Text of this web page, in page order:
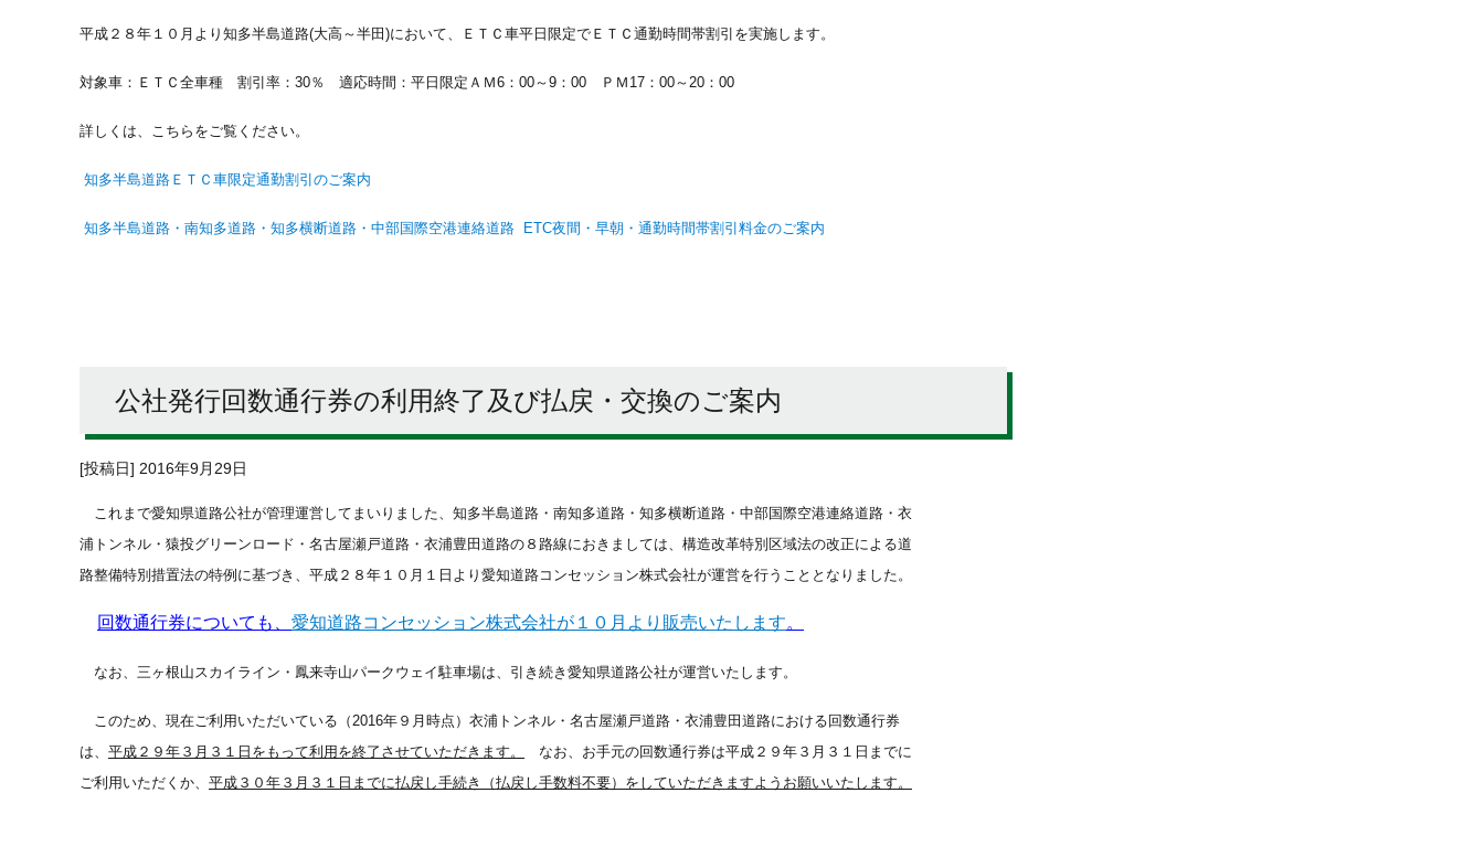
平成２８年１０月より知多半島道路(大高～半田)において、ＥＴＣ車平日限定でＥＴＣ通勤時間帯割引を実施します。
対象車：ＥＴＣ全車種 割引率：30％ 適応時間：平日限定ＡＭ6：00～9：00 ＰＭ17：00～20：00
詳しくは、こちらをご覧ください。
知多半島道路ＥＴＣ車限定通勤割引のご案内
知多半島道路・南知多道路・知多横断道路・中部国際空港連絡道路 ETC夜間・早朝・通勤時間帯割引料金のご案内
公社発行回数通行券の利用終了及び払戻・交換のご案内
[投稿日] 2016年9月29日
これまで愛知県道路公社が管理運営してまいりました、知多半島道路・南知多道路・知多横断道路・中部国際空港連絡道路・衣
浦トンネル・猿投グリーンロード・名古屋瀬戸道路・衣浦豊田道路の８路線におきましては、構造改革特別区域法の改正による道
路整備特別措置法の特例に基づき、平成２８年１０月１日より愛知道路コンセッション株式会社が運営を行うこととなりました。
回数通行券についても、 愛知道路コンセッション株式会社が１０月より販売いたします。
なお、三ヶ根山スカイライン・鳳来寺山パークウェイ駐車場は、引き続き愛知県道路公社が運営いたします。
このため、現在ご利用いただいている（2016年９月時点）衣浦トンネル・名古屋瀬戸道路・衣浦豊田道路における回数通行券
は、 平成２９年３月３１日をもって利用を終了させていただきます。
なお、お手元の回数通行券は平成２９年３月３１日までに
ご利用いただくか、 平成３０年３月３１日までに払戻し手続き（払戻し手数料不要）をしていただきますようお願いいたします。